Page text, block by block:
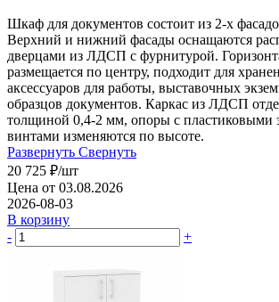
Шкаф для документов состоит из 2-х
Верхний и нижний фасады оснащаются
дверцами из ЛДСП с фурнитурой.
размещается по центру, подходит для
аксессуаров для работы, выставочных
образцов документов. Каркас из ЛДСП
толщиной 0,4-2 мм, опоры с пластиковыми
винтами изменяются по высоте.
Развернуть Свернуть
20 725 ₽/шт
Цена от 03.08.2026
2026-08-03
В корзину
-
+